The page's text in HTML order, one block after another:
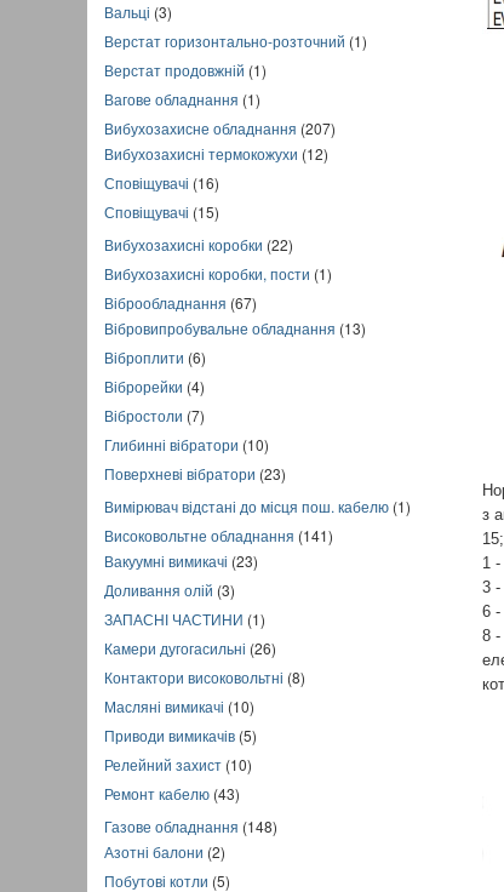
Вальці (3)
Верстат горизонтально-розточний (1)
Верстат продовжній (1)
Вагове обладнання (1)
Вибухозахисне обладнання (207)
Вибухозахисні термокожухи (12)
Сповіщувачі (16)
Сповіщувачі (15)
Вибухозахисні коробки (22)
Вибухозахисні коробки, пости (1)
Віброобладнання (67)
Вібровипробувальне обладнання (13)
Віброплити (6)
Віброрейки (4)
Вібростоли (7)
Глибинні вібратори (10)
Поверхневі вібратори (23)
Вимірювач відстані до місця пош. кабелю (1)
Високовольтне обладнання (141)
Вакуумні вимикачі (23)
Доливання олій (3)
ЗАПАСНІ ЧАСТИНИ (1)
Камери дугогасильні (26)
Контактори високовольтні (8)
Масляні вимикачі (10)
Приводи вимикачів (5)
Релейний захист (10)
Ремонт кабелю (43)
Газове обладнання (148)
Азотні балони (2)
Побутові котли (5)
з
1 -
3 -
6 -
8 -